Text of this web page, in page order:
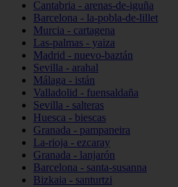
Cantabria - arenas-de-iguña
Barcelona - la-pobla-de-lillet
Murcia - cartagena
Las-palmas - yaiza
Madrid - nuevo-baztán
Sevilla - arahal
Málaga - istán
Valladolid - fuensaldaña
Sevilla - salteras
Huesca - biescas
Granada - pampaneira
La-rioja - ezcaray
Granada - lanjarón
Barcelona - santa-susanna
Bizkaia - santurtzi